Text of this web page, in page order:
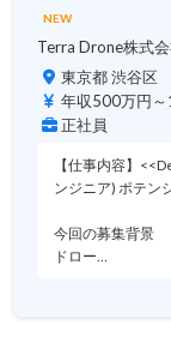
NEW
Terra Drone株式
東京都 渋谷区
年収500万円
正社員
【仕事内容】
ンジニア) ポテン
今回の募集背景
ドロー…